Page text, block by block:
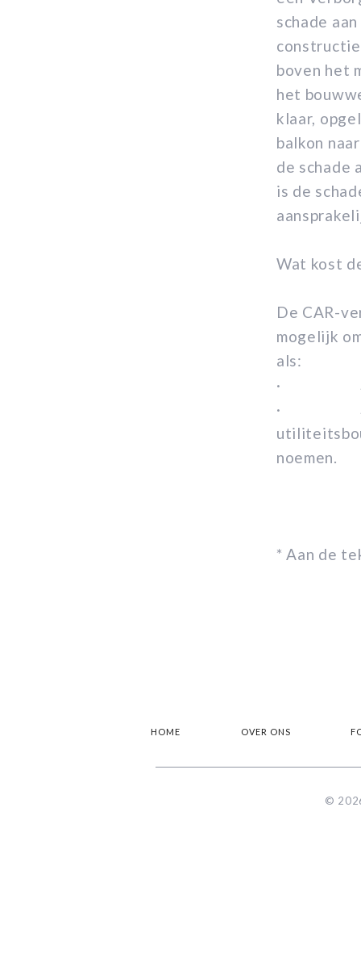
schade
boven het
het
klaar,
balkon
de schade
is de
Wat kost
De CAR-
mogelijk
als:
·
· Soort
noemen.
* Aan de
HOME OVER ONS
©